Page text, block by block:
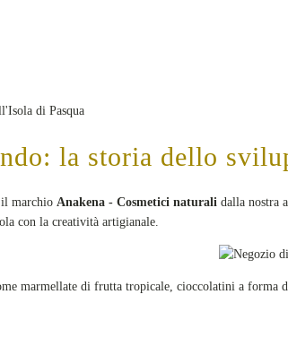
la storia dello
il marchio Anakena - Cosmetici naturali dalla nostra
con la creatività artigianale.
marmellate di frutta tropicale, cioccolatini a forma